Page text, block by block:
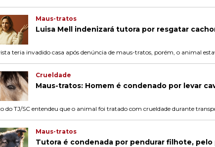
Maus-tratos
Luisa Mell indenizará tutora por resgatar
teria invadido casa após denúncia de maus-tratos, porém, o animal
Crueldade
Maus-tratos: Homem é condenado por levar
do TJ/SC entendeu que o animal foi tratado com crueldade durante
Maus-tratos
Tutora é condenada por pendurar filhote, pelo